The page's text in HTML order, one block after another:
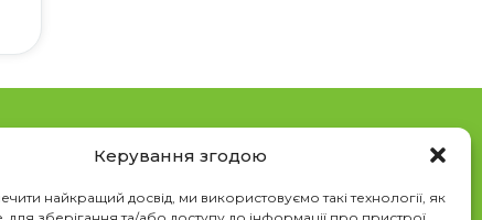
Керування згодою
найкращий досвід, ми використовуємо такі технології, як